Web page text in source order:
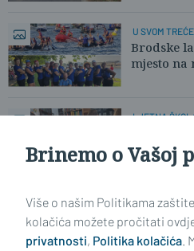
U SVOM
Brodske
mjesto na
LJETNA
mame
JOŠ SAMO
Do kraja
policijski
Brinemo o Vašoj
Više o našim Politikama
kolačića možete pročitati
privatnosti, Politika kolačića.